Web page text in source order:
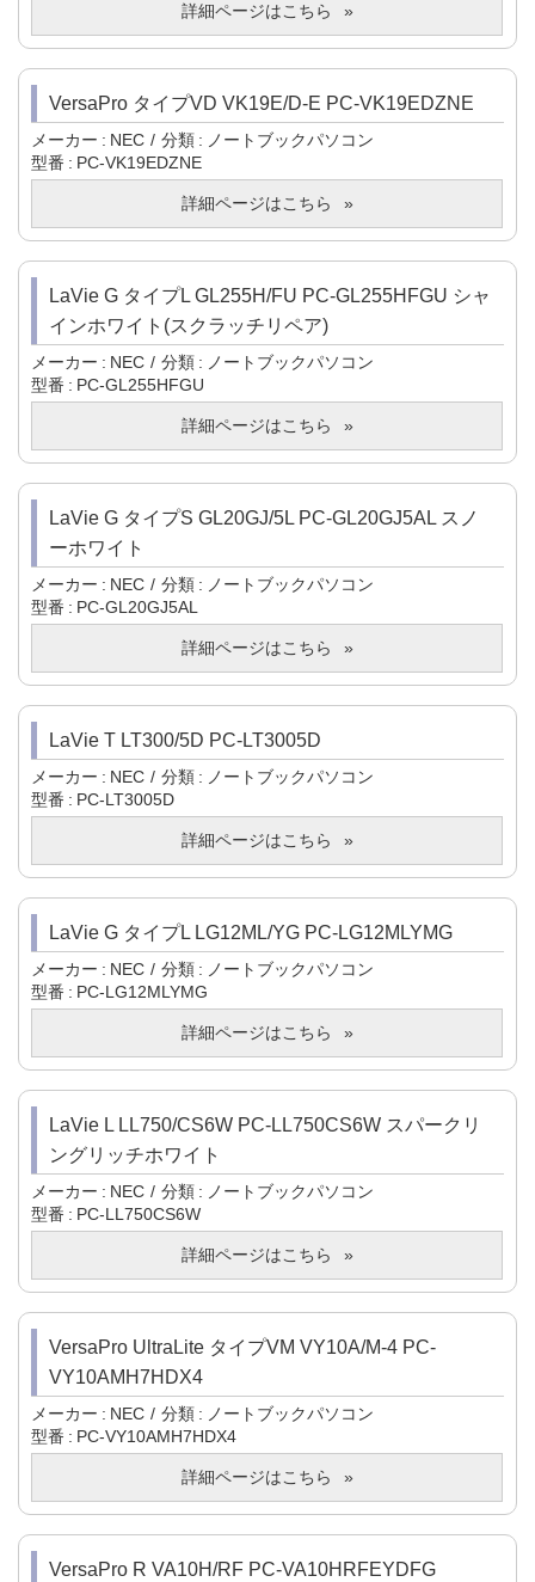
詳細ページはこちら
VersaPro タイプVD VK19E/D-E PC-VK19EDZNE
メーカー NEC 分類
ノートブックパソコン
型番
PC-VK19EDZNE
詳細ページはこちら
LaVie G タイプL GL255H/FU PC-GL255HFGU シャ
インホワイト(スクラッチリペア)
メーカー NEC 分類
ノートブックパソコン
型番
PC-GL255HFGU
詳細ページはこちら
LaVie G タイプS GL20GJ/5L PC-GL20GJ5AL スノ
ーホワイト
メーカー NEC 分類
ノートブックパソコン
型番
PC-GL20GJ5AL
詳細ページはこちら
LaVie T LT300/5D PC-LT3005D
メーカー NEC 分類
ノートブックパソコン
型番
PC-LT3005D
詳細ページはこちら
LaVie G タイプL LG12ML/YG PC-LG12MLYMG
メーカー NEC 分類
ノートブックパソコン
型番
PC-LG12MLYMG
詳細ページはこちら
LaVie L LL750/CS6W PC-LL750CS6W スパークリ
ングリッチホワイト
メーカー NEC 分類
ノートブックパソコン
型番
PC-LL750CS6W
詳細ページはこちら
VersaPro UltraLite タイプVM VY10A/M-4 PC-
VY10AMH7HDX4
メーカー NEC 分類
ノートブックパソコン
型番
PC-VY10AMH7HDX4
詳細ページはこちら
VersaPro R VA10H/RF PC-VA10HRFEYDFG